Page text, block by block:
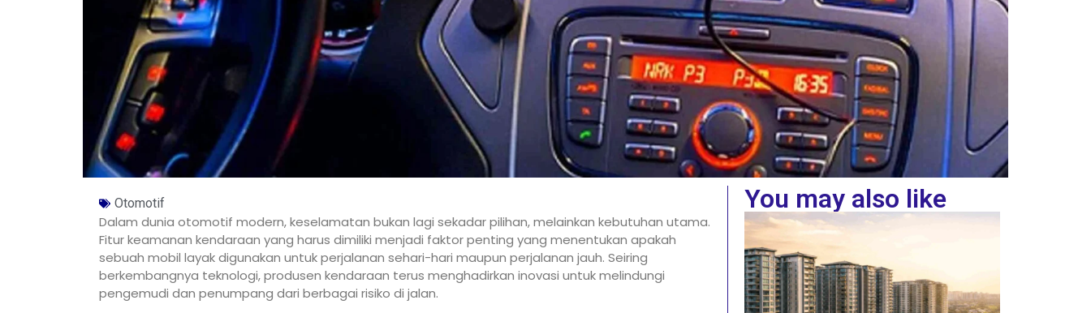
Otomotif
Dalam dunia otomotif modern, keselamatan bukan lagi sekadar pilihan, melainkan kebutuhan utama.
Fitur keamanan kendaraan yang harus dimiliki menjadi faktor penting yang menentukan apakah
sebuah mobil layak digunakan untuk perjalanan sehari-hari maupun perjalanan jauh. Seiring
berkembangnya teknologi, produsen kendaraan terus menghadirkan inovasi untuk melindungi
pengemudi dan penumpang dari berbagai risiko di jalan.
You may also like